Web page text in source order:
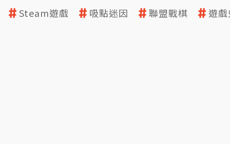
Steam遊戲 吸點迷因 聯盟戰棋 遊